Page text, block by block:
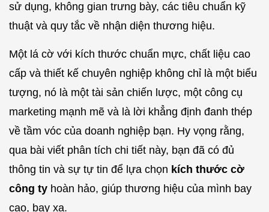
sử dụng, không gian trưng bày, các tiêu chuẩn kỹ
thuật và quy tắc về nhận diện thương hiệu.
Một lá cờ với kích thước chuẩn mực, chất liệu cao
cấp và thiết kế chuyên nghiệp không chỉ là một biểu
tượng, nó là một tài sản chiến lược, một công cụ
marketing mạnh mẽ và là lời khẳng định đanh thép
về tầm vóc của doanh nghiệp bạn. Hy vọng rằng,
qua bài viết phân tích chi tiết này, bạn đã có đủ
thông tin và sự tự tin để lựa chọn kích thước cờ
công ty hoàn hảo, giúp thương hiệu của mình bay
cao, bay xa.